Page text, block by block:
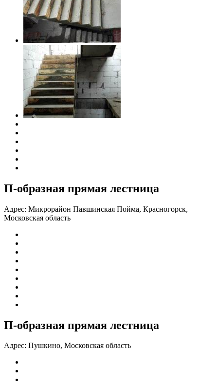
П-образная прямая лестница
Адрес: Микрорайон Павшинская Пойма, Красногорск,
Московская область
П-образная прямая лестница
Адрес: Пушкино, Московская область